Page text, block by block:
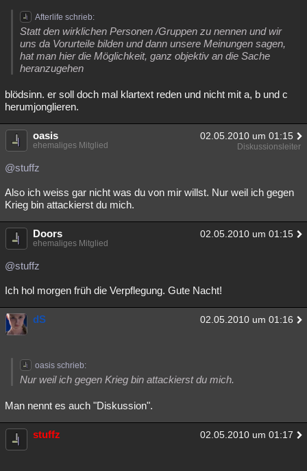
Afterlife schrieb:
Statt den wirklichen Personen /Gruppen zu nennen und wir
uns da Vorurteile bilden und dann unsere Meinungen sagen,
hat man hier die Möglichkeit, ganz objektiv an die Sache
heranzugehen
blödsinn. er soll doch mal klartext reden und nicht mit a, b und c
herumjonglieren.
oasis 02.05.2010 um 01:15
ehemaliges Mitglied Diskussionsleiter
@stuffz
Also ich weiss gar nicht was du von mir willst. Nur weil ich gegen
Krieg bin attackierst du mich.
Doors 02.05.2010 um 01:15
ehemaliges Mitglied
@stuffz
Ich hol morgen früh die Verpflegung. Gute Nacht!
dS 02.05.2010 um 01:16
oasis schrieb:
Nur weil ich gegen Krieg bin attackierst du mich.
Man nennt es auch "Diskussion".
stuffz 02.05.2010 um 01:17